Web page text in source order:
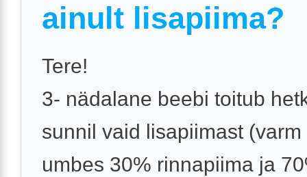
ainult lisapiima?
Tere!
3- nädalane beebi toitub
sunnil vaid lisapiimast (varm
umbes 30% rinnapiima ja